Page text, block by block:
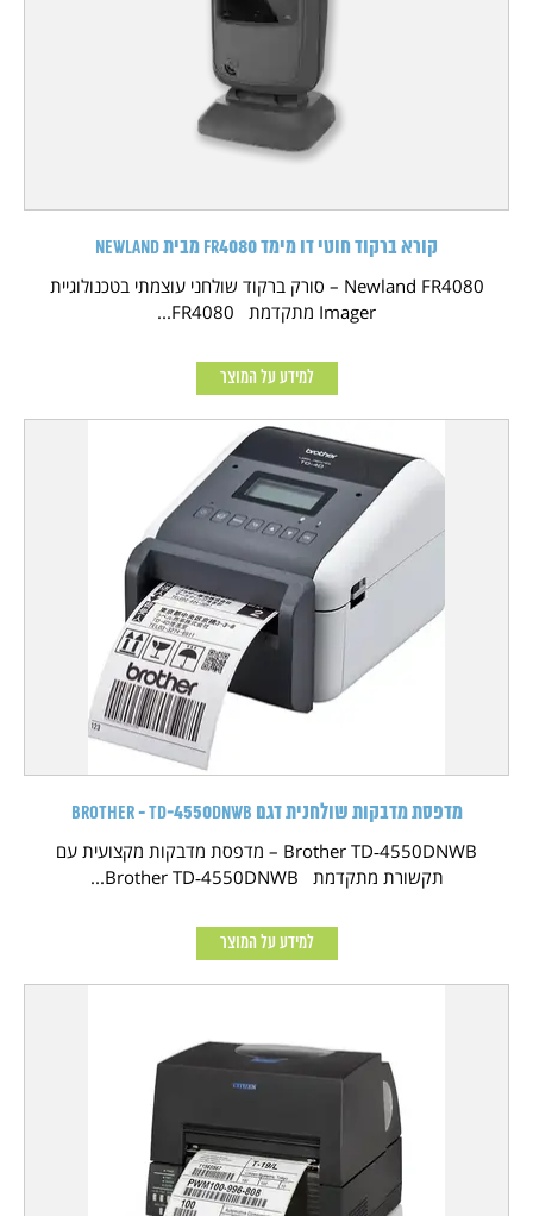
קורא ברקוד חוטי דו מימד FR4080 מבית NEWLAND
Newland FR4080 – סורק ברקוד שולחני עוצמתי בטכנולוגיית
Imager מתקדמת FR4080...
למידע על המוצר
מדפסת מדבקות שולחנית דגם Brother - TD‑4550DNWB
Brother TD‑4550DNWB – מדפסת מדבקות מקצועית עם
תקשורת מתקדמת Brother TD‑4550DNWB...
למידע על המוצר